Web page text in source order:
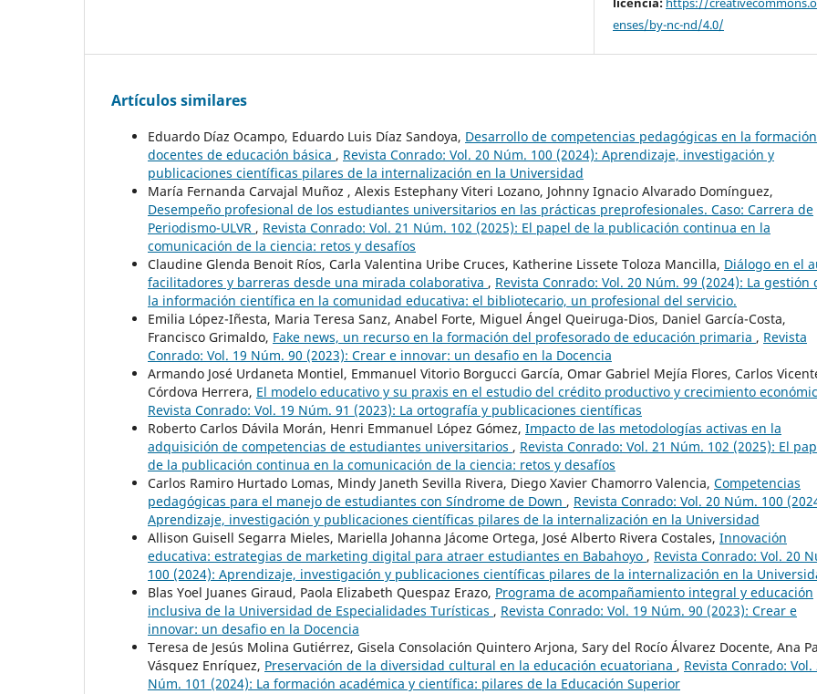
enses/by-nc-nd/4.0/
Artículos similares
Eduardo Díaz Ocampo, Eduardo Luis Díaz Sandoya, Desarrollo de competencias pedagógicas en la
docentes de educación básica , Revista Conrado: Vol. 20 Núm. 100 (2024): Aprendizaje, investigación y
publicaciones científicas pilares de la internalización en la Universidad
María Fernanda Carvajal Muñoz , Alexis Estephany Viteri Lozano, Johnny Ignacio Alvarado Domínguez,
Desempeño profesional de los estudiantes universitarios en las prácticas preprofesionales. Caso: Carrera de
Periodismo-ULVR , Revista Conrado: Vol. 21 Núm. 102 (2025): El papel de la publicación continua en la
comunicación de la ciencia: retos y desafíos
Claudine Glenda Benoit Ríos, Carla Valentina Uribe Cruces, Katherine Lissete Toloza Mancilla, Diálogo en el
facilitadores y barreras desde una mirada colaborativa , Revista Conrado: Vol. 20 Núm. 99 (2024): La gestión
la información científica en la comunidad educativa: el bibliotecario, un profesional del servicio.
Emilia López-Iñesta, Maria Teresa Sanz, Anabel Forte, Miguel Ángel Queiruga-Dios, Daniel García-Costa,
Francisco Grimaldo, Fake news, un recurso en la formación del profesorado de educación primaria , Revista
Conrado: Vol. 19 Núm. 90 (2023): Crear e innovar: un desafio en la Docencia
Armando José Urdaneta Montiel, Emmanuel Vitorio Borgucci García, Omar Gabriel Mejía Flores, Carlos
Córdova Herrera, El modelo educativo y su praxis en el estudio del crédito productivo y crecimiento
Revista Conrado: Vol. 19 Núm. 91 (2023): La ortografía y publicaciones científicas
Roberto Carlos Dávila Morán, Henri Emmanuel López Gómez, Impacto de las metodologías activas en la
adquisición de competencias de estudiantes universitarios , Revista Conrado: Vol. 21 Núm. 102 (2025): El
de la publicación continua en la comunicación de la ciencia: retos y desafíos
Carlos Ramiro Hurtado Lomas, Mindy Janeth Sevilla Rivera, Diego Xavier Chamorro Valencia, Competencias
pedagógicas para el manejo de estudiantes con Síndrome de Down , Revista Conrado: Vol. 20 Núm. 100
Aprendizaje, investigación y publicaciones científicas pilares de la internalización en la Universidad
Allison Guisell Segarra Mieles, Mariella Johanna Jácome Ortega, José Alberto Rivera Costales, Innovación
educativa: estrategias de marketing digital para atraer estudiantes en Babahoyo , Revista Conrado: Vol. 20
100 (2024): Aprendizaje, investigación y publicaciones científicas pilares de la internalización en la
Blas Yoel Juanes Giraud, Paola Elizabeth Quespaz Erazo, Programa de acompañamiento integral y educación
inclusiva de la Universidad de Especialidades Turísticas , Revista Conrado: Vol. 19 Núm. 90 (2023): Crear e
innovar: un desafio en la Docencia
Teresa de Jesús Molina Gutiérrez, Gisela Consolación Quintero Arjona, Sary del Rocío Álvarez Docente, Ana
Vásquez Enríquez, Preservación de la diversidad cultural en la educación ecuatoriana , Revista Conrado: Vol.
Núm. 101 (2024): La formación académica y científica: pilares de la Educación Superior